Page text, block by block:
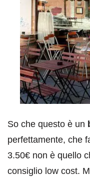
So che questo è un
perfettamente, che
3.50€ non è quello
consiglio low cost.